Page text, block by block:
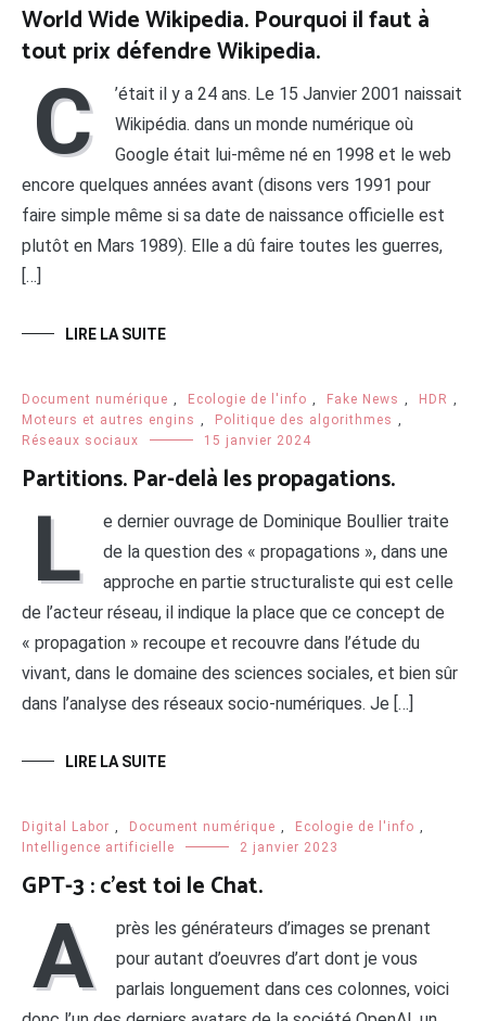
World Wide Wikipedia. Pourquoi il faut à
tout prix défendre Wikipedia.
C
’était il y a 24 ans. Le 15 Janvier 2001 naissait
Wikipédia. dans un monde numérique où
Google était lui-même né en 1998 et le web
encore quelques années avant (disons vers 1991 pour
faire simple même si sa date de naissance officielle est
plutôt en Mars 1989). Elle a dû faire toutes les guerres,
[…]
LIRE LA SUITE
Document numérique Ecologie de l'info Fake News HDR
Moteurs et autres engins
Politique des algorithmes
Réseaux sociaux
15 janvier 2024
Partitions. Par-delà les propagations.
L
e dernier ouvrage de Dominique Boullier traite
de la question des « propagations », dans une
approche en partie structuraliste qui est celle
de l’acteur réseau, il indique la place que ce concept de
« propagation » recoupe et recouvre dans l’étude du
vivant, dans le domaine des sciences sociales, et bien sûr
dans l’analyse des réseaux socio-numériques. Je […]
LIRE LA SUITE
Digital Labor Document numérique Ecologie de l'info
Intelligence artificielle
2 janvier 2023
GPT-3 : c’est toi le Chat.
A
près les générateurs d’images se prenant
pour autant d’oeuvres d’art dont je vous
parlais longuement dans ces colonnes, voici